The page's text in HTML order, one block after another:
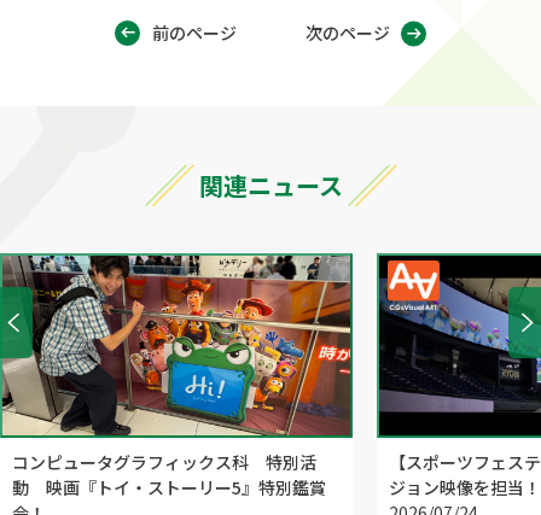
前のページ 次のページ
関連ニュース
コンピュータグラフィックス科 特別活
動 映画『トイ・ストーリー5』特別鑑賞
【スポーツフェス
ジョン映像を担当！